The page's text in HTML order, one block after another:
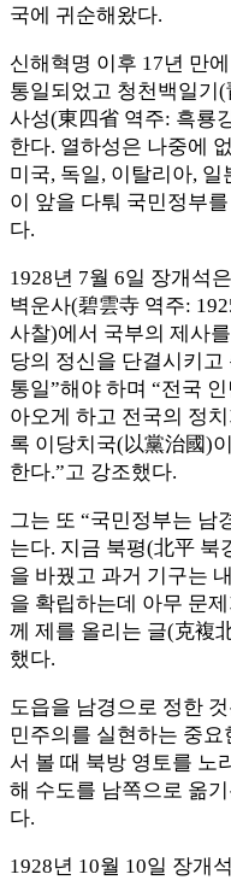
국에 귀순해왔다.
신해혁명 이후 17년 만
통일되었고 청천백일기
사성(東四省 역주: 흑룡
한다. 열하성은 나중에
미국, 독일, 이탈리아,
이 앞을 다퉈 국민정부
다.
1928년 7월 6일 장개석
벽운사(碧雲寺 역주:
사찰)에서 국부의 제사
당의 정신을 단결시키
통일”해야 하며 “전국
아오게 하고 전국의 정
록 이당치국(以黨治國)
한다.”고 강조했다.
그는 또 “국민정부는 남
는다. 지금 북평(北平 북
을 바꿨고 과거 기구는
을 확립하는데 아무 문
께 제를 올리는 글(克複
했다.
도읍을 남경으로 정한
민주의를 실현하는 중요
서 볼 때 북방 영토를 노
해 수도를 남쪽으로 옮
다.
1928년 10월 10일 장개